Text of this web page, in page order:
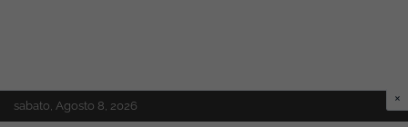
to
sabato, Agosto 8, 2026